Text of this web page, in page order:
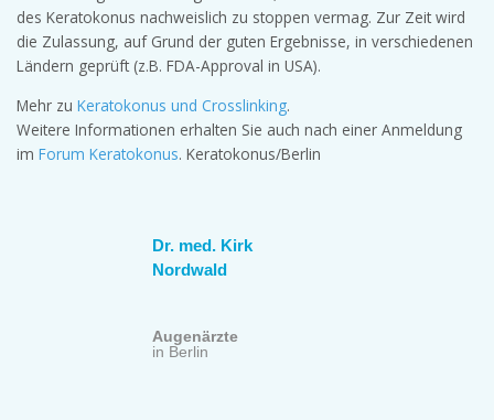
des Keratokonus nachweislich zu stoppen vermag. Zur Zeit wird
die Zulassung, auf Grund der guten Ergebnisse, in verschiedenen
Ländern geprüft (z.B. FDA-Approval in USA).
Mehr zu Keratokonus und Crosslinking.
Weitere Informationen erhalten Sie auch nach einer Anmeldung
im Forum Keratokonus. Keratokonus/Berlin
Dr. med. Kirk
Nordwald
Augenärzte
in Berlin